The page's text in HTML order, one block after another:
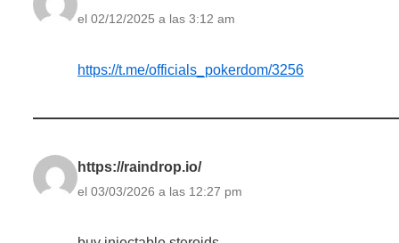
el 02/12/2025 a las 3:12 am
https://t.me/officials_pokerdom/3256
https://raindrop.io/
el 03/03/2026 a las 12:27 pm